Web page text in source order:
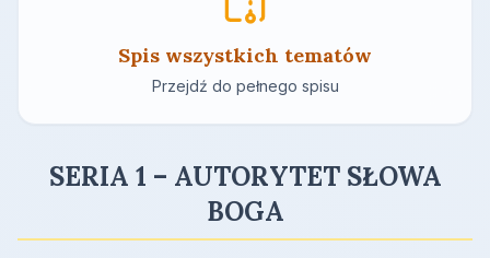
Spis wszystkich tematów
Przejdź do pełnego spisu
SERIA 1 – AUTORYTET SŁOWA
BOGA